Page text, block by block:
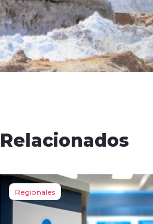
Relacionados
Regionales